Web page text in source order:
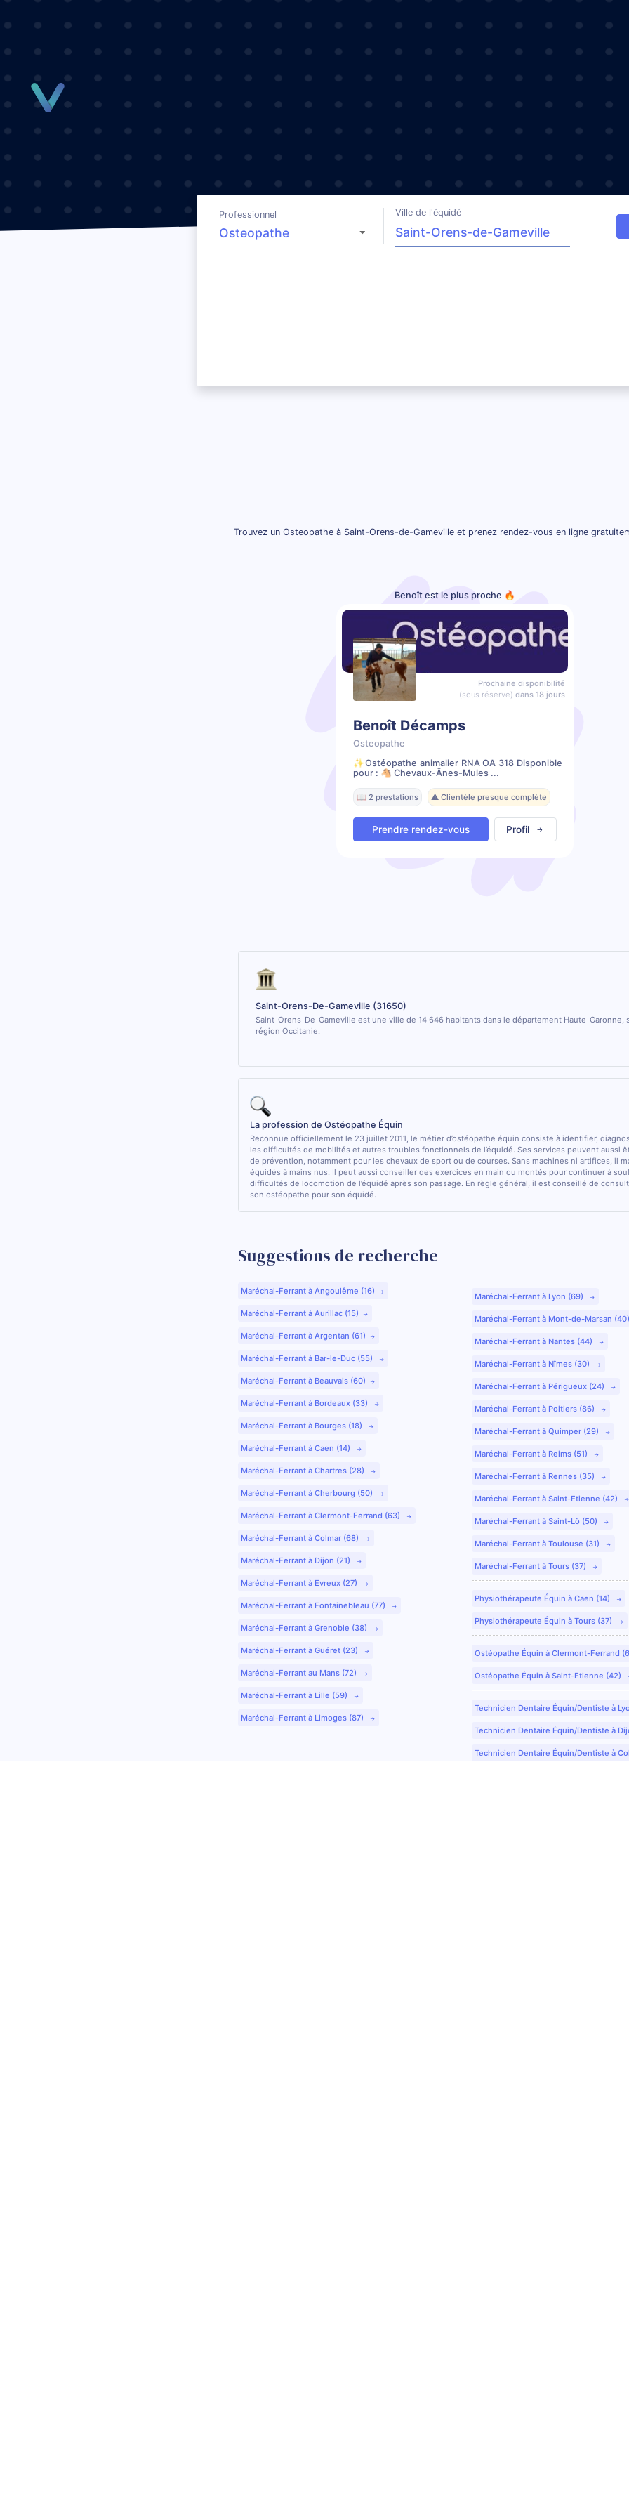
Professionnel Ville de l'équidé
Trouvez un Osteopathe à Saint-Orens-de-Gameville et prenez rendez-vous en ligne
Benoît est le plus proche 🔥
Prochaine disponibilité
(sous réserve) dans 18 jours
Benoît Décamps
Osteopathe
✨️Ostéopathe animalier RNA OA 318 Disponible
pour : 🐴 Chevaux-Ânes-Mules ...
📖 2 prestations ⚠️ Clientèle presque complète
Prendre rendez-vous Profil
Saint-Orens-De-Gameville (31650)
Saint-Orens-De-Gameville est une ville de 14 646 habitants dans le département Haute-Garonne,
région Occitanie.
La profession de Ostéopathe Équin
Reconnue officiellement le 23 juillet 2011, le métier d’ostéopathe équin consiste à identifier,
les difficultés de mobilités et autres troubles fonctionnels de l’équidé. Ses services peuvent aussi
de prévention, notamment pour les chevaux de sport ou de courses. Sans machines ni artifices, il
équidés à mains nus. Il peut aussi conseiller des exercices en main ou montés pour continuer à
difficultés de locomotion de l’équidé après son passage. En règle général, il est conseillé de
son ostéopathe pour son équidé.
Suggestions de recherche
Maréchal-Ferrant à Angoulême (16)
Maréchal-Ferrant à Aurillac (15)
Maréchal-Ferrant à Argentan (61)
Maréchal-Ferrant à Bar-le-Duc (55)
Maréchal-Ferrant à Beauvais (60)
Maréchal-Ferrant à Bordeaux (33)
Maréchal-Ferrant à Bourges (18)
Maréchal-Ferrant à Caen (14)
Maréchal-Ferrant à Chartres (28)
Maréchal-Ferrant à Cherbourg (50)
Maréchal-Ferrant à Clermont-Ferrand (63)
Maréchal-Ferrant à Colmar (68)
Maréchal-Ferrant à Dijon (21)
Maréchal-Ferrant à Evreux (27)
Maréchal-Ferrant à Fontainebleau (77)
Maréchal-Ferrant à Grenoble (38)
Maréchal-Ferrant à Guéret (23)
Maréchal-Ferrant au Mans (72)
Maréchal-Ferrant à Lille (59)
Maréchal-Ferrant à Limoges (87)
Maréchal-Ferrant à Lyon (69)
Maréchal-Ferrant à Mont-de-Marsan
Maréchal-Ferrant à Nantes (44)
Maréchal-Ferrant à Nîmes (30)
Maréchal-Ferrant à Périgueux (24)
Maréchal-Ferrant à Poitiers (86)
Maréchal-Ferrant à Quimper (29)
Maréchal-Ferrant à Reims (51)
Maréchal-Ferrant à Rennes (35)
Maréchal-Ferrant à Saint-Etienne (42)
Maréchal-Ferrant à Saint-Lô (50)
Maréchal-Ferrant à Toulouse (31)
Maréchal-Ferrant à Tours (37)
Physiothérapeute Équin à Caen (14)
Physiothérapeute Équin à Tours (37)
Ostéopathe Équin à Clermont-Ferrand
Ostéopathe Équin à Saint-Etienne (42)
Technicien Dentaire Équin/Dentiste à
Technicien Dentaire Équin/Dentiste à
Technicien Dentaire Équin/Dentiste à